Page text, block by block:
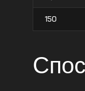
150